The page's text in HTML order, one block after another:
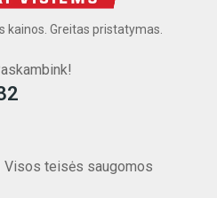
kainos. Greitas pristatymas.
Visos teisės saugomos